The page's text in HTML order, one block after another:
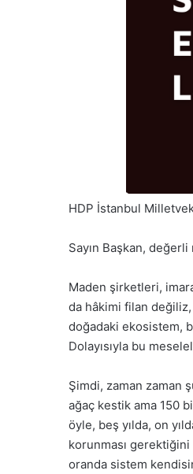
HDP İstanbul
Sayın Başkan,
Maden şirketleri,
da hâkimi filan değiliz,
doğadaki ekosistem,
Dolayısıyla bu
Şimdi, zaman zaman
ağaç kestik ama 150
öyle, beş yılda, on
korunması
oranda sistem